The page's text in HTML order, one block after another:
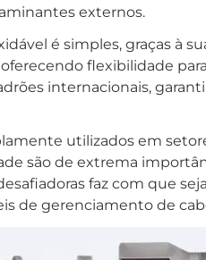
externos.
é simples, graças à
flexibilidade
internacionais,
utilizados em
são de extrema
faz com que
de gerenciamento de